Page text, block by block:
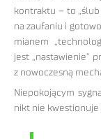
kontraktu – to
na zaufaniu i
mianem
jest „nastawienie”
z nowoczesną
Niepokojącym
nikt nie kwestionuje